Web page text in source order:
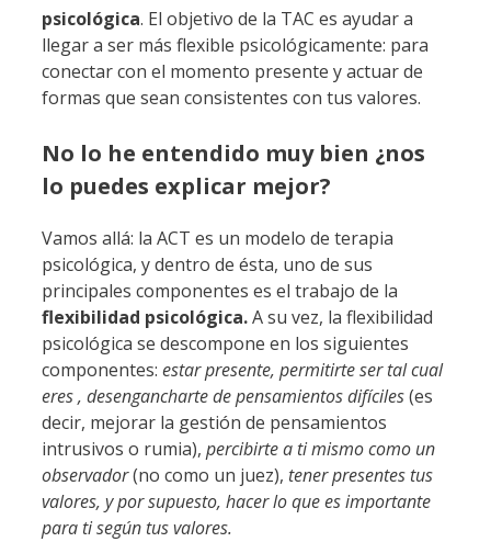
psicológica. El objetivo de la TAC es ayudar a
llegar a ser más flexible psicológicamente: para
conectar con el momento presente y actuar de
formas que sean consistentes con tus valores.
No lo he entendido muy bien ¿nos
lo puedes explicar mejor?
Vamos allá: la ACT es un modelo de terapia
psicológica, y dentro de ésta, uno de sus
principales componentes es el trabajo de la
flexibilidad psicológica.A su vez, la flexibilidad
psicológica se descompone en los siguientes
componentes: estar presente, permitirte ser tal cual
eres , desengancharte de pensamientos difíciles(es
decir, mejorar la gestión de pensamientos
intrusivos o rumia), percibirte a ti mismo como un
observador(no como un juez), tener presentes tus
valores, y por supuesto, hacer lo que es importante
para ti según tus valores.